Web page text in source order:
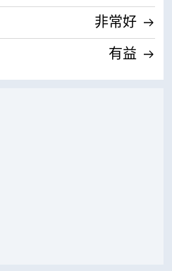
非常好
有益